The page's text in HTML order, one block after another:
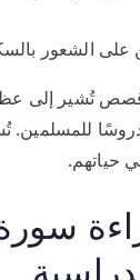
الشعور
تُشير إلى
للمسلمين.
حياتهم.
سورة